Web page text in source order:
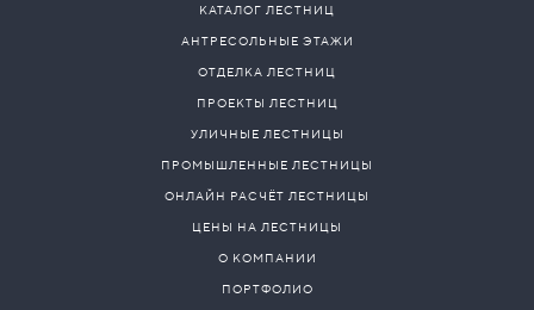
КАТАЛОГ ЛЕСТНИЦ
АНТРЕСОЛЬНЫЕ ЭТАЖИ
ОТДЕЛКА ЛЕСТНИЦ
ПРОЕКТЫ ЛЕСТНИЦ
УЛИЧНЫЕ ЛЕСТНИЦЫ
ПРОМЫШЛЕННЫЕ ЛЕСТНИЦЫ
ОНЛАЙН РАСЧЁТ ЛЕСТНИЦЫ
ЦЕНЫ НА ЛЕСТНИЦЫ
О КОМПАНИИ
ПОРТФОЛИО